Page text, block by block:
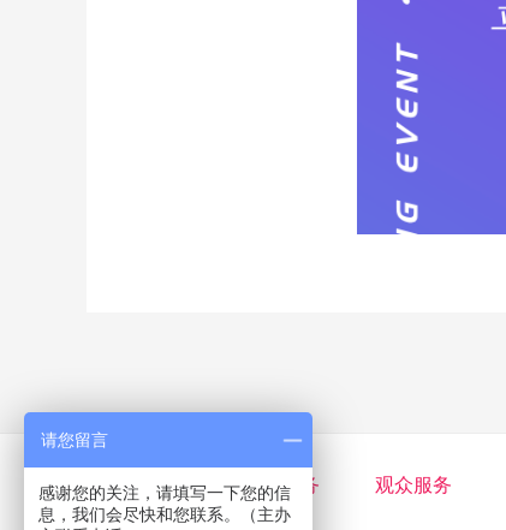
关于CMEF 展商服务 观众服务
请您留言
感谢您的关注，请填写一下您的信
息，我们会尽快和您联系。（主办